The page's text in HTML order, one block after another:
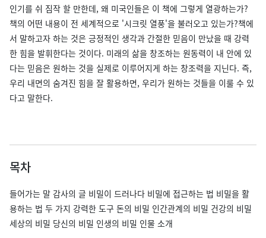
인기를 쉬 짐작 할 만한데, 왜 미국인들은 이 책에 그렇게 열광하는가?
책의 어떤 내용이 전 세계적으로 '시크릿 열풍'을 불러오고 있는가?책에
서 말하고자 하는 것은 긍정적인 생각과 간절한 믿음이 만났을 때 강력
한 힘을 발휘한다는 것이다. 미래의 삶을 창조하는 원동력이 내 안에 있
다는 믿음은 원하는 것을 실제로 이루어지게 하는 창조력을 지닌다. 즉,
우리 내면의 숨겨진 힘을 잘 활용하면, 우리가 원하는 것들을 이룰 수 있
다고 말한다.
목차
들어가는 말 감사의 글 비밀이 드러나다 비밀에 접근하는 법 비밀을 활
용하는 법 두 가지 강력한 도구 돈의 비밀 인간관계의 비밀 건강의 비밀
세상의 비밀 당신의 비밀 인생의 비밀 인물 소개